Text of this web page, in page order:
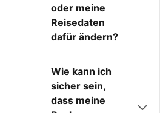
oder meine
Reisedaten
dafür ändern?
Wie kann ich
sicher sein,
dass meine